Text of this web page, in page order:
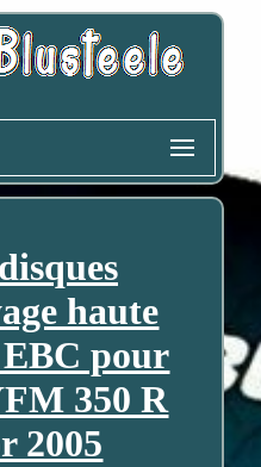
haute
pour
350 R
2005